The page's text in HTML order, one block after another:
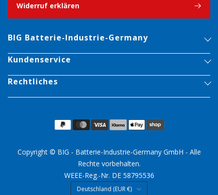
Widerruf erklären
BIG Batterie-Industrie-Germany
Kundenservice
Rechtliches
Land/Region
Deutschland (EUR €)
Copyright © BIG - Batterie-Industrie-Germany GmbH - Alle
Rechte vorbehalten.
WEEE-Reg.-Nr. DE 58795536